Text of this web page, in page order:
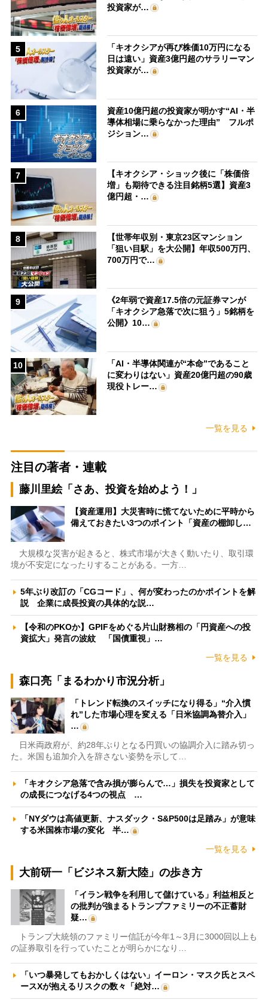
投資家が…
5
「キオクシアが再び株価10万円になる
日は遠い」資産3億円超のサラリーマン
投資家が…
6
資産10億円超の投資家が明かす“AI・半
導体相場に乗らなかった理由” フルポ
ジション…
7
【キオクシア・ショック後に「株価倍
増」も期待できる注目銘柄5選】資産3
億円超・…
8
【世帯年収別・東京23区マンション
「狙い目駅」を大公開】年収500万円、
700万円で…
9
《2年弱で資産17.5倍の元証券マンが
「キオクシア急落で次に狙う」5銘柄を
公開》10…
10
「AI・半導体関連が“本命”であること
に変わりはない」資産20億円超の90歳
現役トレー…
一覧を見る
注目の著者・連載
藤川里絵「さあ、投資を始めよう！」
【資産運用】大災害時に慌てないために平時から
備えておきたい3つのポイント「資産の棚卸し…
大規模な災害が起きると、株式市場が大きく動いたり、取引環
境が不安定になったりすることがある。一方…
5年ぶり改訂の「CGコード」、何が変わったのかポイントを解
説 企業に成長投資の具体的な説…
【令和のPKOか】GPIFをめぐる片山財務相の「円資産への投
資拡大」発言の波紋 「国債重視」…
一覧を見る
森口亮「まるわかり市況分析」
「トレンド転換のスイッチになり得る」“介入慣
れ”した市場心理を変える「日米協調為替介入」
…
日米両政府が、約28年ぶりとなる円買いの協調介入に踏み切っ
た。米国も追加介入を辞さない姿勢を示して…
「キオクシア急落で含み損が膨らんで…」損失を投資家として
の成長につなげる4つの視点 …
「NYダウは高値更新、ナスダック・S&P500は足踏み」が意味
する米国株市場の変化 半…
一覧を見る
大前研一「ビジネス新大陸」の歩き方
「イラン戦争を利用して儲けている」利益相反と
の批判が強まるトランプファミリーの不正蓄財
疑…
トランプ大統領のファミリー信託が今年1～3月に3000回以上も
の証券取引を行っていたことが明らかになり…
「いつ暴発してもおかしくはない」イーロン・マスク氏とスペ
ースXが抱えるリスクの数々「絶対…